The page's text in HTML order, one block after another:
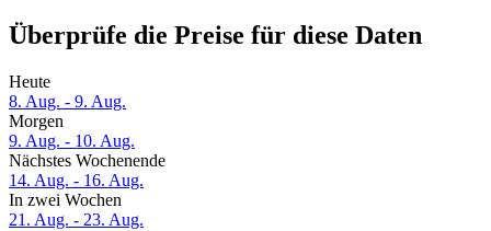
Überprüfe die Preise für diese Daten
Heute
8. Aug. - 9. Aug.
Morgen
9. Aug. - 10. Aug.
Nächstes Wochenende
14. Aug. - 16. Aug.
In zwei Wochen
21. Aug. - 23. Aug.